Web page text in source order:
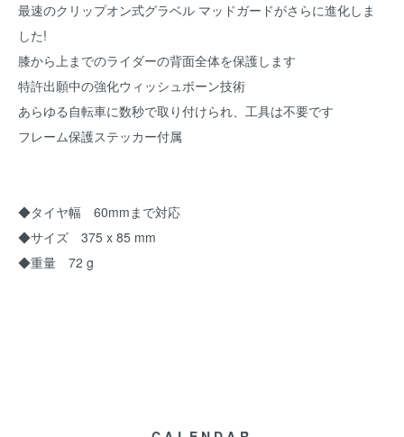
最速のクリップオン式グラベル マッドガードがさらに進化しま
した!
膝から上までのライダーの背面全体を保護します
特許出願中の強化ウィッシュボーン技術
あらゆる自転車に数秒で取り付けられ、工具は不要です
フレーム保護ステッカー付属
◆タイヤ幅 60mmまで対応
◆サイズ 375 x 85 mm
◆重量 72 g